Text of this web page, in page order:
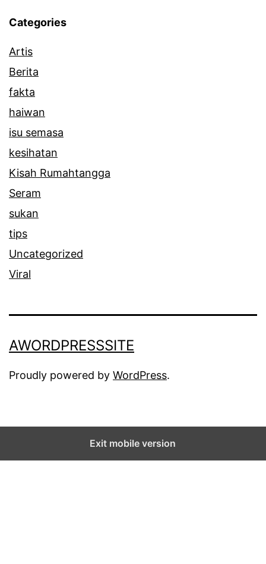
Categories
Artis
Berita
fakta
haiwan
isu semasa
kesihatan
Kisah Rumahtangga
Seram
sukan
tips
Uncategorized
Viral
AWORDPRESSSITE
Proudly powered by WordPress.
Exit mobile version